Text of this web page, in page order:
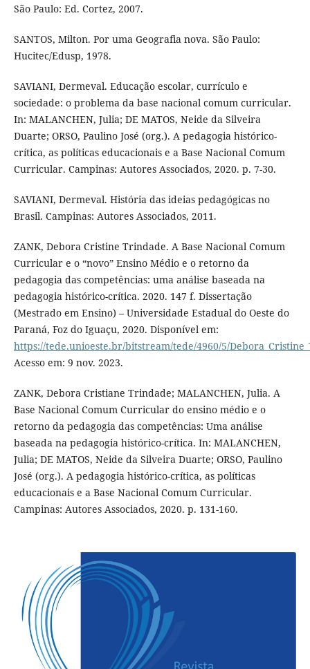
São Paulo: Ed. Cortez, 2007.
SANTOS, Milton. Por uma Geografia nova. São Paulo:
Hucitec/Edusp, 1978.
SAVIANI, Dermeval. Educação escolar, currículo e
sociedade: o problema da base nacional comum curricular.
In: MALANCHEN, Julia; DE MATOS, Neide da Silveira
Duarte; ORSO, Paulino José (org.). A pedagogia histórico-
crítica, as políticas educacionais e a Base Nacional Comum
Curricular. Campinas: Autores Associados, 2020. p. 7-30.
SAVIANI, Dermeval. História das ideias pedagógicas no
Brasil. Campinas: Autores Associados, 2011.
ZANK, Debora Cristine Trindade. A Base Nacional Comum
Curricular e o “novo” Ensino Médio e o retorno da
pedagogia das competências: uma análise baseada na
pedagogia histórico-crítica. 2020. 147 f. Dissertação
(Mestrado em Ensino) – Universidade Estadual do Oeste do
Paraná, Foz do Iguaçu, 2020. Disponível em:
https://tede.unioeste.br/bitstream/tede/4960/5/
Acesso em: 9 nov. 2023.
ZANK, Debora Cristiane Trindade; MALANCHEN, Julia. A
Base Nacional Comum Curricular do ensino médio e o
retorno da pedagogia das competências: Uma análise
baseada na pedagogia histórico-crítica. In: MALANCHEN,
Julia; DE MATOS, Neide da Silveira Duarte; ORSO, Paulino
José (org.). A pedagogia histórico-crítica, as políticas
educacionais e a Base Nacional Comum Curricular.
Campinas: Autores Associados, 2020. p. 131-160.